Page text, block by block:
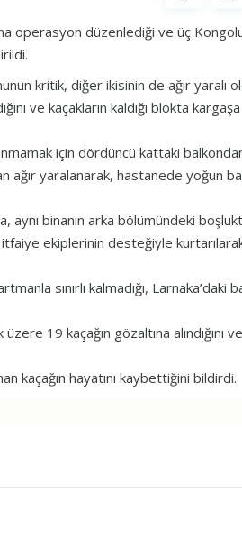
operasyon düzenlediği ve üç
kritik, diğer ikisinin de ağır yaralı
ve kaçakların kaldığı blokta kargaşa
için dördüncü kattaki
ağır yaralanarak, hastanede yoğun
aynı binanın arka bölümündeki
ekiplerinin desteğiyle
sınırlı kalmadığı, Larnaka’daki
19 kaçağın gözaltına alındığını ve
kaçağın hayatını kaybettiğini bildirdi.